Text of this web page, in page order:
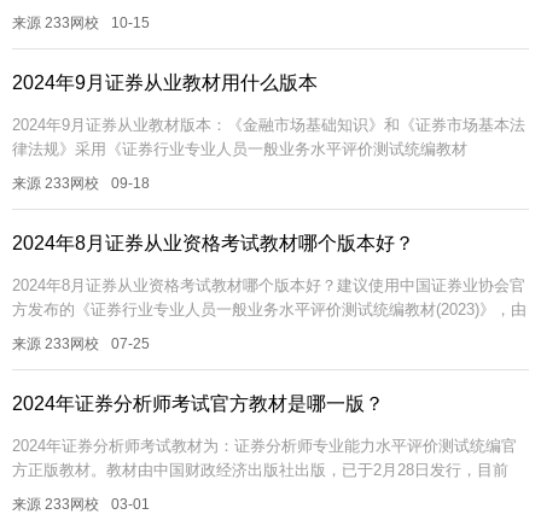
材变化解读，敬请关注！2024版证券从业考试教材变化对...
来源 233网校 10-15
2024年9月证券从业教材用什么版本
2024年9月证券从业教材版本：《金融市场基础知识》和《证券市场基本法
律法规》采用《证券行业专业人员一般业务水平评价测试统编教材
(2023)》，《证券分析师》考试对应的教材为《发布证券研究报告业务
来源 233网校 09-18
2024年8月证券从业资格考试教材哪个版本好？
2024年8月证券从业资格考试教材哪个版本好？建议使用中国证券业协会官
方发布的《证券行业专业人员一般业务水平评价测试统编教材(2023)》，由
中国财政经济出版社出版，共《金融市场基础知识》和《证券市场...
来源 233网校 07-25
2024年证券分析师考试官方教材是哪一版？
2024年证券分析师考试教材为：证券分析师专业能力水平评价测试统编官
方正版教材。教材由中国财政经济出版社出版，已于2月28日发行，目前
233网校书店已上线，需要的同学可以点此进入购买【233网校书店购...
来源 233网校 03-01